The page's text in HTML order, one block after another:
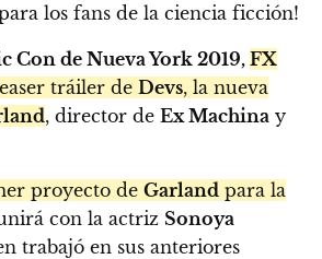
los fans de la ciencia ficción!
Con de Nueva York 2019, FX
tráiler de Devs, la nueva
, director de Ex Machina y
proyecto de Garland para la
con la actriz Sonoya
trabajó en sus anteriores